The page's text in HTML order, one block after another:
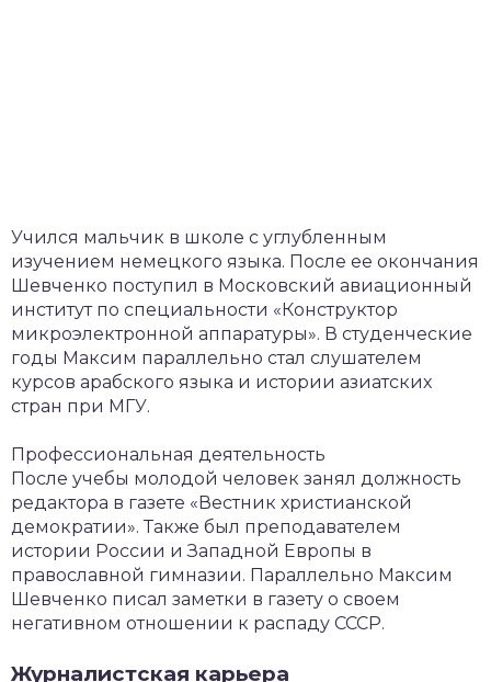
Учился мальчик в школе с углубленным
изучением немецкого языка. После ее окончания
Шевченко поступил в Московский авиационный
институт по специальности «Конструктор
микроэлектронной аппаратуры». В студенческие
годы Максим параллельно стал слушателем
курсов арабского языка и истории азиатских
стран при МГУ.
Профессиональная деятельность
После учебы молодой человек занял должность
редактора в газете «Вестник христианской
демократии». Также был преподавателем
истории России и Западной Европы в
православной гимназии. Параллельно Максим
Шевченко писал заметки в газету о своем
негативном отношении к распаду СССР.
Журналистская карьера